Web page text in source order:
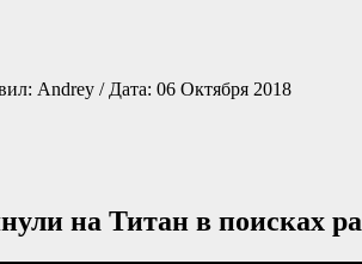
Andrey / Дата: 06 Октября 2018
на Титан в поисках